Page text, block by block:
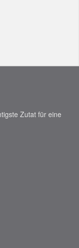
Zutat für eine